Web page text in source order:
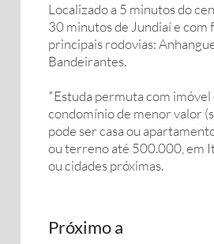
Localizado a 5 minutos do
30 minutos de Jundiaí e com
principais rodovias:
Bandeirantes.
*Estuda permuta com
condomínio de menor valor
pode ser casa ou
ou terreno até 500.000, em
ou cidades próximas.
Próximo a